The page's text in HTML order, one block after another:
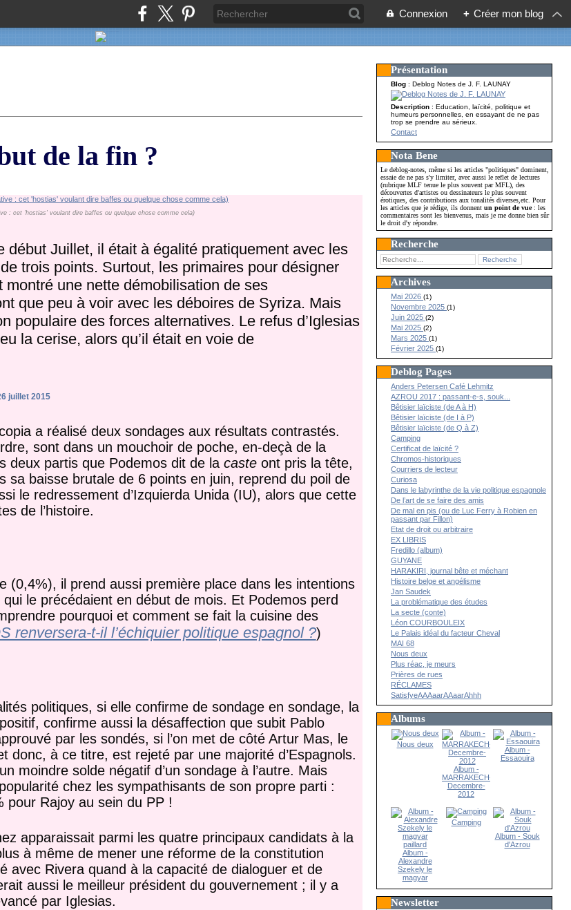
Connexion + Créer mon blog
de la fin ?
: cet 'hostias' voulant dire baffes ou quelque chose comme cela)
Juillet, il était à égalité pratiquement avec les
trois points. Surtout, les primaires pour désigner
une nette démobilisation de ses
que peu à voir avec les déboires de Syriza. Mais
populaire des forces alternatives. Le refus d’Iglesias
la cerise, alors qu’il était en voie de
juillet 2015
a réalisé deux sondages aux résultats contrastés.
sont dans un mouchoir de poche, en-deçà de la
deux partis que Podemos dit de la casteont pris la tête,
sa baisse brutale de 6 points en juin, reprend du poil de
le redressement d’Izquierda Unida (IU), alors que cette
de l’histoire.
(0,4%), il prend aussi première place dans les intentions
le précédaient en début de mois. Et Podemos perd
pourquoi et comment se fait la cuisine des
renversera-t-il l’échiquier politique espagnol ?)
politiques, si elle confirme de sondage en sondage, la
confirme aussi la désaffection que subit Pablo
par les sondés, si l’on met de côté Artur Mas, le
donc, à ce titre, est rejeté par une majorité d’Espagnols.
moindre solde négatif d’un sondage à l’autre. Mais
chez les sympathisants de son propre parti :
pour Rajoy au sein du PP !
apparaissait parmi les quatre principaux candidats à la
à même de mener une réforme de la constitution
avec Rivera quand à la capacité de dialoguer et de
aussi le meilleur président du gouvernement ; il y a
par Iglesias.
Présentation
Blog : Deblog Notes de J. F. LAUNAY
Description: Education, laïcité, politique et
humeurs personnelles, en essayant de ne pas
trop se prendre au sérieux.
Contact
Nota Bene
Le deblog-notes, même si les articles "politiques" dominent,
essaie de ne pas s'y limiter, avec aussi le reflet de lectures
(rubrique MLF tenue le plus souvent par MFL), des
découvertes d'artistes ou dessinateurs le plus souvent
érotiques, des contributions aux tonalités diverses,etc. Pour
les articles que je rédige, ils donnentun point de vue: les
commentaires sont les bienvenus, mais je me donne bien sûr
le droit d'y répondre.
Recherche
Archives
Mai 2026(1)
Novembre 2025(1)
Juin 2025(2)
Mai 2025(2)
Mars 2025(1)
Février 2025(1)
Deblog Pages
Anders Petersen Café Lehmitz
AZROU 2017 : passant-e-s, souk...
Bêtisier laïciste (de A à H)
Bêtisier laïciste (de I à P)
Bêtisier laïciste (de Q à Z)
Camping
Certificat de laïcité ?
Chromos-historiques
Courriers de lecteur
Curiosa
Dans le labyrinthe de la vie politique espagnole
De l’art de se faire des amis
De mal en pis (ou de Luc Ferry à Robien en
passant par Fillon)
Etat de droit ou arbitraire
EX LIBRIS
Fredillo (album)
GUYANE
HARAKIRI, journal bête et méchant
Histoire belge et angélisme
Jan Saudek
La problématique des études
La secte (conte)
Léon COURBOULEIX
Le Palais idéal du facteur Cheval
MAI 68
Nous deux
Plus réac, je meurs
Prières de rues
RÉCLAMES
SatisfyeAAAaarAAaarAhhh
Albums
Nous deux
Album -
MARRAKECH-
Decembre-
2012
Album -
Essaouira
Album -
Alexandre
Szekely le
magyar
Camping
Album - Souk
d'Azrou
Newsletter